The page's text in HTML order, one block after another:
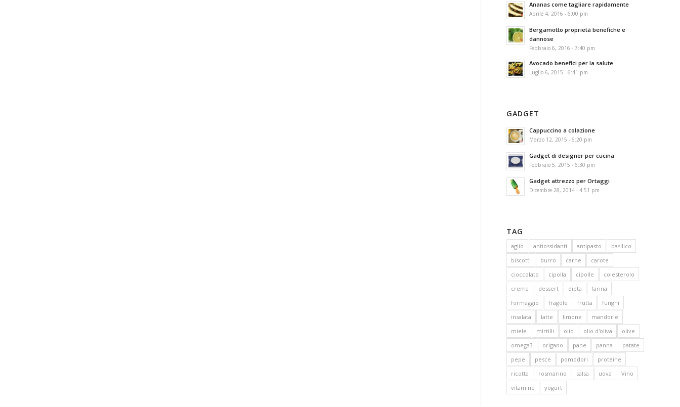
Ananas come tagliare rapidamente
Aprile 4, 2016 - 6:00 pm
Bergamotto proprietà benefiche e
dannose
Febbraio 6, 2016 - 7:40 pm
Avocado benefici per la salute
Luglio 6, 2015 - 6:41 pm
GADGET
Cappuccino a colazione
Marzo 12, 2015 - 6:20 pm
Gadget di designer per cucina
Febbraio 5, 2015 - 6:30 pm
Gadget attrezzo per Ortaggi
Dicembre 28, 2014 - 4:51 pm
TAG
aglio antiossidanti antipasto
basilico
biscotti
burro carne
carote
cioccolato
cipolla cipolle
colesterolo
crema
dessert dieta
farina
formaggio
fragole frutta
funghi
insalata
latte limone
mandorle
miele
mirtilli olio olio d'oliva
olive
omega3
origano pane panna
patate
pepe
pesce pomodori
proteine
ricotta
rosmarino salsa uova
Vino
vitamine
yogurt